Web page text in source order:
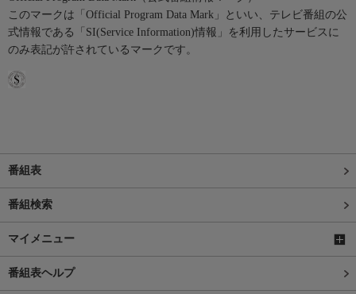
このマークは「Official Program Data Mark」といい、テレビ番組の公
式情報である「SI(Service Information)情報」を利用したサービスに
のみ表記が許されているマークです。
番組表
番組検索
マイメニュー
番組表ヘルプ